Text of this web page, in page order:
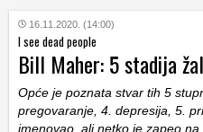
16.11.2020. (14:00)
I see dead people
Bill Maher: 5 stadija
Opće je poznata stvar tih 5
pregovaranje, 4. depresija, 5.
imenovao, ali netko je zapeo